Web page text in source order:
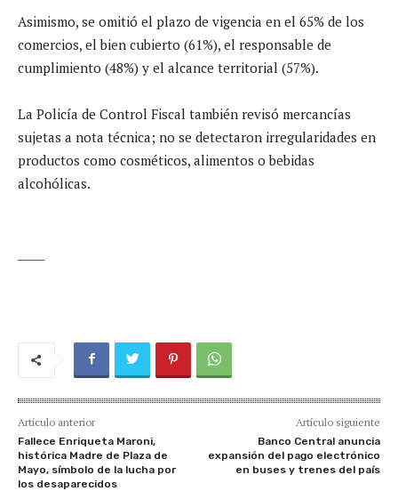
Asimismo, se omitió el plazo de vigencia en el 65% de los
comercios, el bien cubierto (61%), el responsable de
cumplimiento (48%) y el alcance territorial (57%).
La Policía de Control Fiscal también revisó mercancías
sujetas a nota técnica; no se detectaron irregularidades en
productos como cosméticos, alimentos o bebidas
alcohólicas.
Artículo anterior
Fallece Enriqueta Maroni,
histórica Madre de Plaza de
Mayo, símbolo de la lucha por
los desaparecidos
Artículo siguiente
Banco Central anuncia
expansión del pago electrónico
en buses y trenes del país